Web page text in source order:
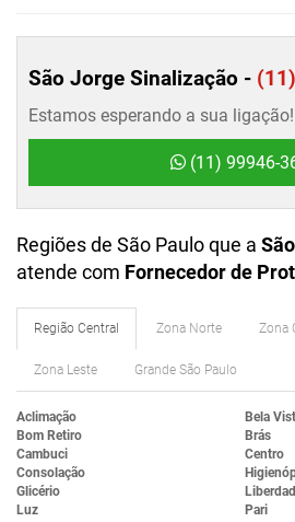
São Jorge Sinalização -
Estamos esperando a sua ligação!
(11) 99946-
Regiões de São Paulo que a
atende com Fornecedor de
Região Central Zona Norte Zona
Zona Leste Grande São Paulo
Aclimação
Bela
Bom Retiro
Brás
Cambuci
Centro
Consolação
Glicério
Luz
Pari